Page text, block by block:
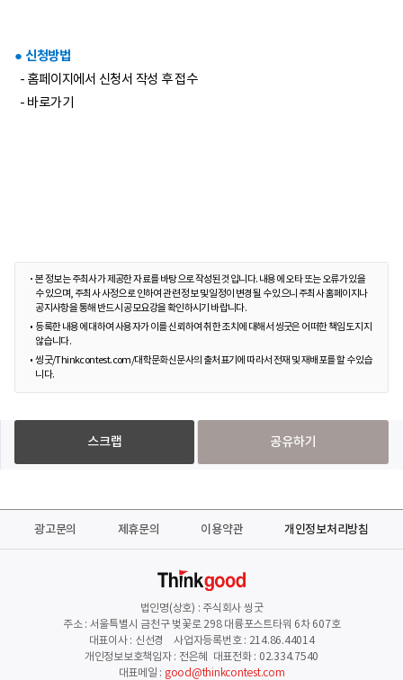
● 신청방법
- 홈페이지에서 신청서 작성 후 접수
- 바로가기
본 정보는 주최사가 제공한 자료를 바탕으로 작성된 것입니다. 내용에 오타 또는 오류가 있을
수 있으며, 주최사 사정으로 인하여 관련 정보 및 일정이 변경될 수 있으니 주최사 홈페이지나
공지사항을 통해 반드시 공모요강을 확인하시기 바랍니다.
등록한 내용에 대하여 사용자가 이를 신뢰하여 취한 조치에 대해서 씽굿은 어떠한 책임도 지지
않습니다.
씽굿/Thinkcontest.com/대학문화신문사의 출처표기에 따라서 전재 및 재배포를 할 수 있습
니다.
스크랩 공유하기
광고문의 제휴문의 이용약관 개인정보처리방침
법인명(상호) : 주식회사 씽굿
주소 : 서울특별시 금천구 벚꽃로 298 대륭포스트타워 6차 607호
대표이사 : 신선경 사업자등록번호 : 214.86.44014
개인정보보호책임자 : 전은혜 대표전화 : 02.334.7540
대표메일 : good@thinkcontest.com